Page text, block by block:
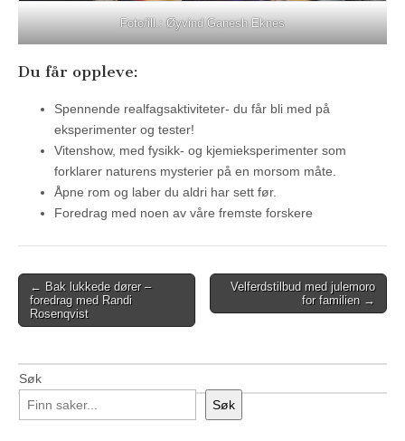
Foto/ill.: Øyvind Ganesh Eknes
Du får oppleve:
Spennende realfagsaktiviteter- du får bli med på
eksperimenter og tester!
Vitenshow, med fysikk- og kjemieksperimenter som
forklarer naturens mysterier på en morsom måte.
Åpne rom og laber du aldri har sett før.
Foredrag med noen av våre fremste forskere
Post
navigation
← Bak lukkede dører –
foredrag med Randi
Rosenqvist
Velferdstilbud med julemoro
for familien →
Søk
Søk